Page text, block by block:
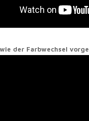
der Farbwechsel